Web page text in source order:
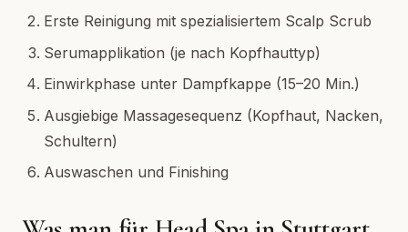
Erste Reinigung mit spezialisiertem Scalp Scrub
Serumapplikation (je nach Kopfhauttyp)
Einwirkphase unter Dampfkappe (15–20 Min.)
Ausgiebige Massagesequenz (Kopfhaut, Nacken,
Schultern)
Auswaschen und Finishing